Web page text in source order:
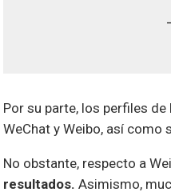
Por su parte, los perfiles
WeChat y Weibo, así como
No obstante, respecto a
resultados. Asimismo,